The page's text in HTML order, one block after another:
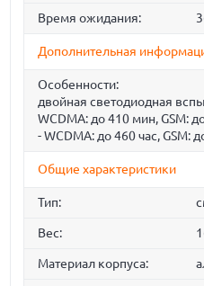
Время ожидания:
Дополнительная
Особенности:
двойная светодиодная
WCDMA: до 410 мин, GSM:
- WCDMA: до 460 час, GSM:
Общие характеристики
Тип:
Вес:
Материал корпуса: